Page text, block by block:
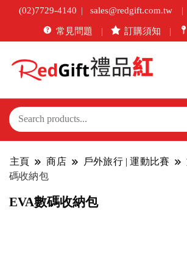
(02)7729-4140 sales@redgift.com.tw
常見問題 訂購須知
主頁 商店 戶外旅行 | 運動比賽
碼收納包
EVA數碼收納包